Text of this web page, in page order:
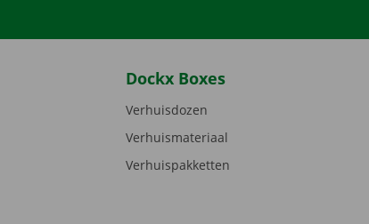
Dockx Boxes
Verhuisdozen
Verhuismateriaal
Verhuispakketten